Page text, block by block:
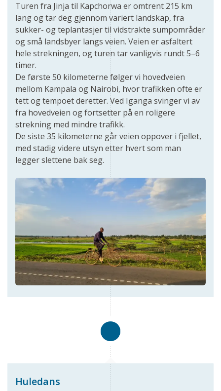
Turen fra Jinja til Kapchorwa er omtrent 215 km
lang og tar deg gjennom variert landskap, fra
sukker- og teplantasjer til vidstrakte sumpområder
og små landsbyer langs veien. Veien er asfaltert
hele strekningen, og turen tar vanligvis rundt 5–6
timer.
De første 50 kilometerne følger vi hovedveien
mellom Kampala og Nairobi, hvor trafikken ofte er
tett og tempoet deretter. Ved Iganga svinger vi av
fra hovedveien og fortsetter på en roligere
strekning med mindre trafikk.
De siste 35 kilometerne går veien oppover i fjellet,
med stadig videre utsyn etter hvert som man
legger slettene bak seg.
Huledans